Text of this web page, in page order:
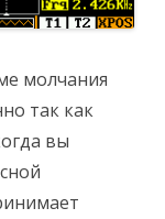
молчания
так как
вы